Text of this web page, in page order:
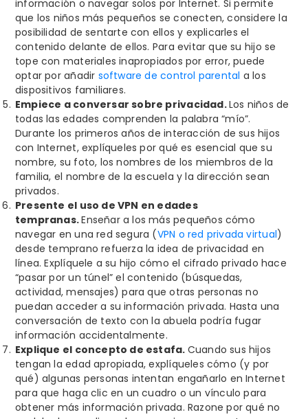
información o navegar solos por Internet. Si permite
que los niños más pequeños se conecten, considere la
posibilidad de sentarte con ellos y explicarles el
contenido delante de ellos. Para evitar que su hijo se
tope con materiales inapropiados por error, puede
optar por añadir software de control parental a los
dispositivos familiares.
Empiece a conversar sobre privacidad.Los niños de
todas las edades comprenden la palabra “mío”.
Durante los primeros años de interacción de sus hijos
con Internet, explíqueles por qué es esencial que su
nombre, su foto, los nombres de los miembros de la
familia, el nombre de la escuela y la dirección sean
privados.
Presente el uso de VPN en edades
tempranas.Enseñar a los más pequeños cómo
navegar en una red segura (VPN o red privada virtual)
desde temprano refuerza la idea de privacidad en
línea. Explíquele a su hijo cómo el cifrado privado hace
“pasar por un túnel” el contenido (búsquedas,
actividad, mensajes) para que otras personas no
puedan acceder a su información privada. Hasta una
conversación de texto con la abuela podría fugar
información accidentalmente.
Explique el concepto de estafa. Cuando sus hijos
tengan la edad apropiada, explíqueles cómo (y por
qué) algunas personas intentan engañarlo en Internet
para que haga clic en un cuadro o un vínculo para
obtener más información privada. Razone por qué no